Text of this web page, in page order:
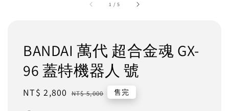
1 /5
BANDAI 萬代 超合金魂 GX-
96 蓋特機器人 號
Sale
NT$ 2,800 Regular
NT$ 5,000 售完